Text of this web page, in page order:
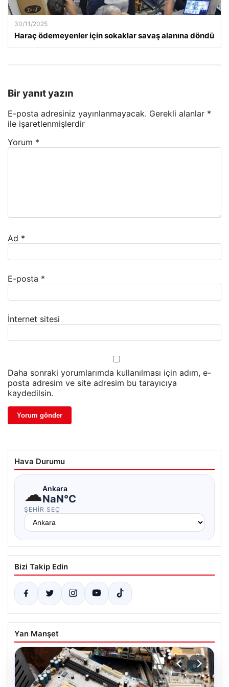
30/11/2025
Haraç ödemeyenler için sokaklar savaş alanına döndü
Bir yanıt yazın
E-posta adresiniz yayınlanmayacak. Gerekli alanlar *
ile işaretlenmişlerdir
Yorum *
Ad *
E-posta *
İnternet sitesi
Daha sonraki yorumlarımda kullanılması için adım, e-
posta adresim ve site adresim bu tarayıcıya
kaydedilsin.
Hava Durumu
☁Ankara
NaN°C
ŞEHIR SEÇ
Bizi Takip Edin
Yan Manşet